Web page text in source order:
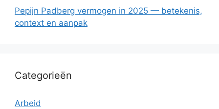
Pepijn Padberg vermogen in 2025 — betekenis,
context en aanpak
Categorieën
Arbeid